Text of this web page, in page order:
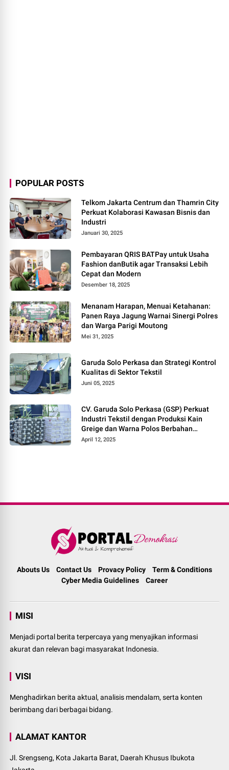
POPULAR POSTS
Telkom Jakarta Centrum dan Thamrin City
Perkuat Kolaborasi Kawasan Bisnis dan
Industri
Januari 30, 2025
Pembayaran QRIS BATPay untuk Usaha
Fashion danButik agar Transaksi Lebih
Cepat dan Modern
Desember 18, 2025
Menanam Harapan, Menuai Ketahanan:
Panen Raya Jagung Warnai Sinergi Polres
dan Warga Parigi Moutong
Mei 31, 2025
Garuda Solo Perkasa dan Strategi Kontrol
Kualitas di Sektor Tekstil
Juni 05, 2025
CV. Garuda Solo Perkasa (GSP) Perkuat
Industri Tekstil dengan Produksi Kain
Greige dan Warna Polos Berbahan
Tetoron Rayon
April 12, 2025
Abouts Us Contact Us Provacy Policy
Term & Conditions
Cyber Media Guidelines
Career
MISI
Menjadi portal berita terpercaya yang menyajikan informasi
akurat dan relevan bagi masyarakat Indonesia.
VISI
Menghadirkan berita aktual, analisis mendalam, serta konten
berimbang dari berbagai bidang.
ALAMAT KANTOR
Jl. Srengseng, Kota Jakarta Barat, Daerah Khusus Ibukota